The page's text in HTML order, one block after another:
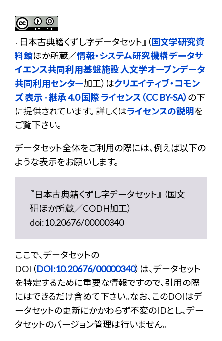
『日本古典籍くずし字データセット 』（国文学研究資
料館ほか所蔵／情報・システム研究機構 データサ
イエンス共同利用基盤施設 人文学オープンデータ
共同利用センター加工）はクリエイティブ・コモン
ズ 表示 - 継承 4.0 国際 ライセンス（CC BY-SA） の下
に提供されています。 詳しくはライセンスの説明を
ご覧下さい。
データセット全体をご利用の際には、例えば以下の
ような表示をお願いします。
『日本古典籍くずし字データセット』 （国文
研ほか所蔵／CODH加工）
doi:10.20676/00000340
ここで、データセットの
DOI（DOI:10.20676/00000340）は、データセット
を特定するために重要な情報ですので、引用の際
にはできるだけ含めて下さい。なお、このDOIはデ
ータセットの更新にかかわらず不変のIDとし、デー
タセットのバージョン管理は行いません。